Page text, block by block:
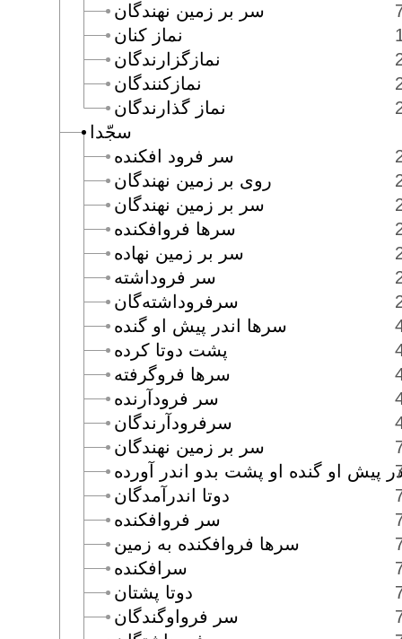
سجّدا
سر بر زمين نهندگان
نماز كنان
نمازگزارندگان
نمازكنندگان
نماز گذارندگان
سر فرود افكنده
روى بر زمين نهندگان
سر بر زمين نهندگان
سرها فروافكنده
سر بر زمين نهاده
سر فروداشته
سرفروداشته‌گان
سرها اندر پيش او گنده
پشت دوتا كرده
سرها فروگرفته
سر فرودآرنده
سرفرودآرندگان
سر بر زمين نهندگان
پيش او گنده او پشت بدو اندر آورده
دوتا اندرآمدگان
سر فروافكنده
سرها فروافكنده به زمين
سرافكنده
دوتا پشتان
سر فرواوگندگان